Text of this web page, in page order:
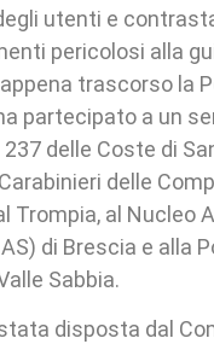
utenti e
pericolosi alla
trascorso la
partecipato a un
237 delle Coste di
delle
Trompia, al Nucleo
di Brescia e alla
Sabbia.
stata disposta dal